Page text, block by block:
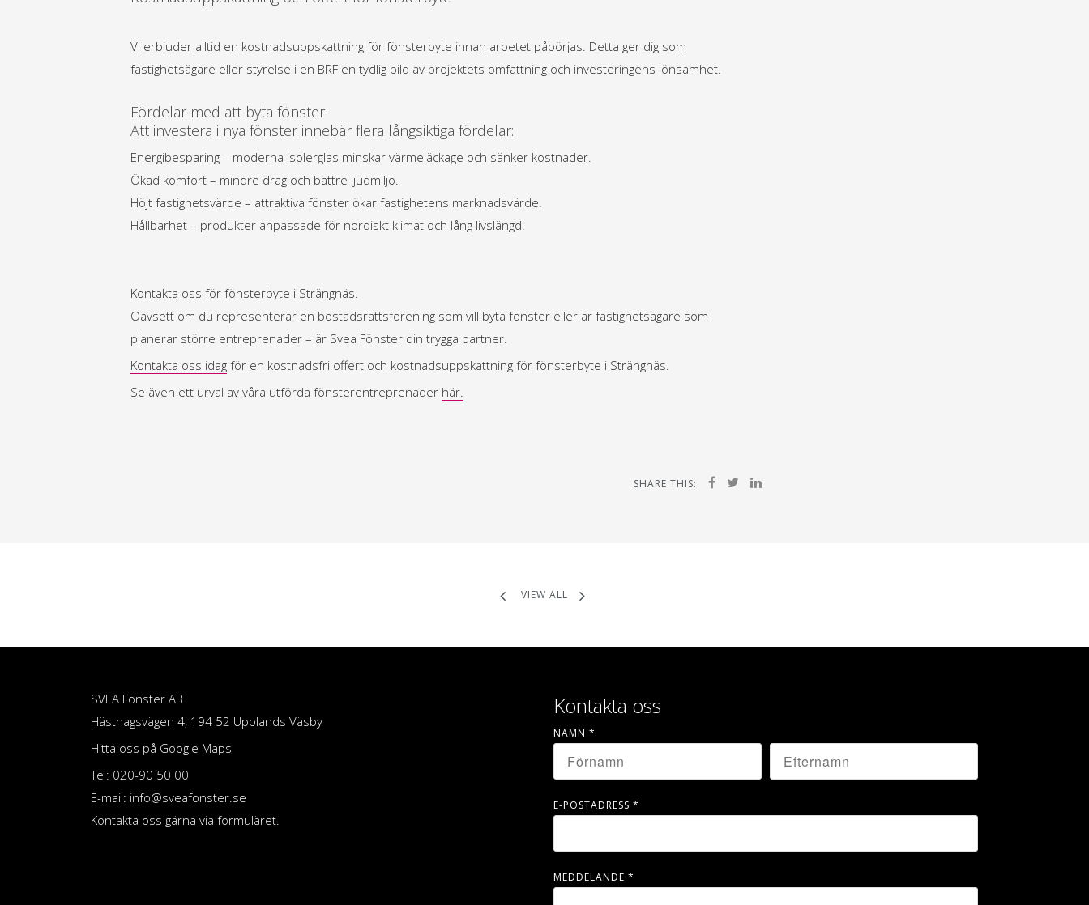
Vi erbjuder alltid en kostnadsuppskattning för fönsterbyte innan arbetet påbörjas. Detta ger dig som
fastighetsägare eller styrelse i en BRF en tydlig bild av projektets omfattning och investeringens lönsamhet.
Fördelar med att byta fönster
Att investera i nya fönster innebär flera långsiktiga fördelar:
Energibesparing – moderna isolerglas minskar värmeläckage och sänker kostnader.
Ökad komfort – mindre drag och bättre ljudmiljö.
Höjt fastighetsvärde – attraktiva fönster ökar fastighetens marknadsvärde.
Hållbarhet – produkter anpassade för nordiskt klimat och lång livslängd.
Kontakta oss för fönsterbyte i Strängnäs.
Oavsett om du representerar en bostadsrättsförening som vill byta fönster eller är fastighetsägare som
planerar större entreprenader – är Svea Fönster din trygga partner.
Kontakta oss idagför en kostnadsfri offert och kostnadsuppskattning för fönsterbyte i Strängnäs.
Se även ett urval av våra utförda fönsterentreprenader här.
SHARE THIS:
VIEW ALL
SVEA Fönster AB
Hästhagsvägen 4, 194 52 Upplands Väsby
Hitta oss på Google Maps
Tel: 020-90 50 00
E-mail: info@sveafonster.se
Kontakta oss gärna via formuläret.
Kontakta oss
NAMN*
E-POSTADRESS*
MEDDELANDE*